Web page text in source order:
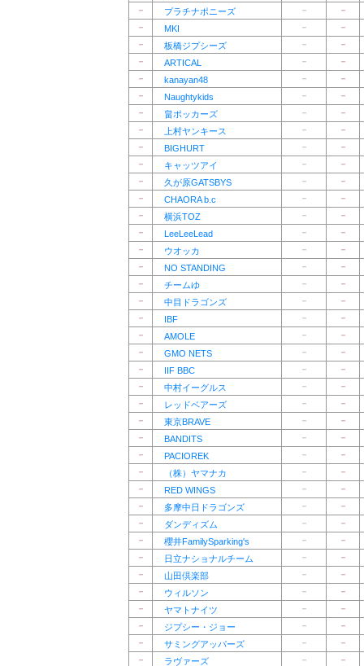
－
プラチナポニーズ －
－
－
MKI －
－
－
板橋ジプシーズ －
－
－
ARTICAL －
－
－
kanayan48 －
－
－
Naughtykids －
－
－
畠ポッカーズ －
－
－
上村ヤンキース －
－
－
BIGHURT －
－
－
キャッツアイ －
－
－
久が原GATSBYS －
－
－
CHAORA b.c －
－
－
横浜TOZ －
－
－
LeeLeeLead －
－
－
ウオッカ －
－
－
NO STANDING －
－
－
チームゆ －
－
－
中目ドラゴンズ －
－
－
IBF －
－
－
AMOLE －
－
－
GMO NETS －
－
－
IIF BBC －
－
－
中村イーグルス －
－
－
レッドベアーズ －
－
－
東京BRAVE －
－
－
BANDITS －
－
－
PACIOREK －
－
－
（株）ヤマナカ －
－
－
RED WINGS －
－
－
多摩中日ドラゴンズ －
－
－
ダンディズム －
－
－
櫻井FamilySparking's －
－
－
日立ナショナルチーム －
－
－
山田倶楽部 －
－
－
ウィルソン －
－
－
ヤマトナイツ －
－
－
ジプシー・ジョー －
－
－
サミングアッパーズ －
－
－
ラヴァーズ －
－